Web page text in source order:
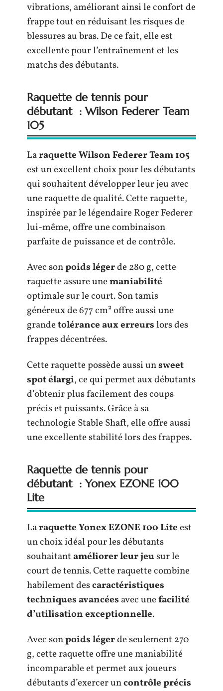
vibrations, améliorant ainsi le confort de
frappe tout en réduisant les risques de
blessures au bras. De ce fait, elle est
excellente pour l’entraînement et les
matchs des débutants.
Raquette de tennis pour
débutant : Wilson Federer Team
105
Laraquette Wilson Federer Team 105
est un excellent choix pour les débutants
qui souhaitent développer leur jeu avec
une raquette de qualité. Cette raquette,
inspirée par le légendaire Roger Federer
lui-même, offre une combinaison
parfaite de puissance et de contrôle.
Avec sonpoids légerde 280 g, cette
raquette assure unemaniabilité
optimale sur le court. Son tamis
généreux de 677 cm² offre aussi une
grandetolérance aux erreurslors des
frappes décentrées.
Cette raquette possède aussi unsweet
spot élargi, ce qui permet aux débutants
d’obtenir plus facilement des coups
précis et puissants. Grâce à sa
technologie Stable Shaft, elle offre aussi
une excellente stabilité lors des frappes.
Raquette de tennis pour
débutant : Yonex EZONE 100
Lite
Laraquette Yonex EZONE 100 Liteest
un choix idéal pour les débutants
souhaitantaméliorer leur jeusur le
court de tennis. Cette raquette combine
habilement descaractéristiques
techniques avancées avec unefacilité
d’utilisation exceptionnelle.
Avec sonpoids légerde seulement 270
g, cette raquette offre une maniabilité
incomparable et permet aux joueurs
débutants d’exercer uncontrôle précis